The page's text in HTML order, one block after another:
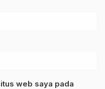
web saya pada